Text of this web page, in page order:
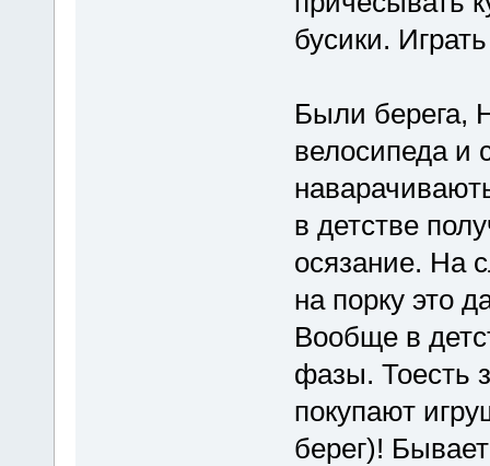
бусики.
Были берега,
велосипеда и
в детстве
осязание. На
на порку это
Вообще в
фазы. Тоесть
покупают
берег)!